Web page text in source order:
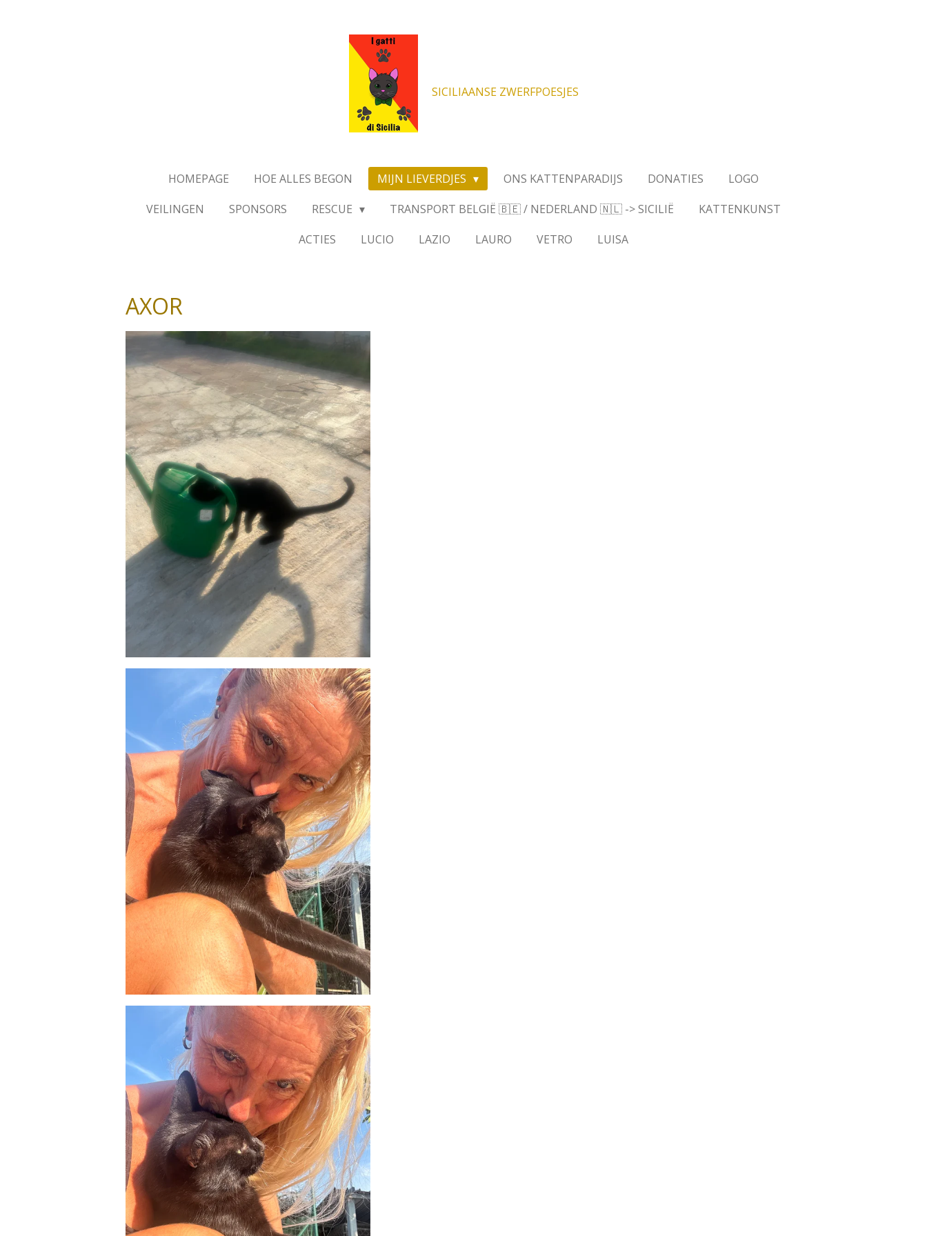
SICILIAANSE ZWERFPOESJES
HOMEPAGE HOE ALLES BEGON MIJN LIEVERDJES ONS KATTENPARADIJS DONATIES
LOGO
VEILINGEN
SPONSORS RESCUE TRANSPORT BELGIË 🇧🇪 / NEDERLAND 🇳🇱 -> SICILIË
KATTENKUNST
ACTIES
LUCIO LAZIO LAURO VETRO LUISA
AXOR